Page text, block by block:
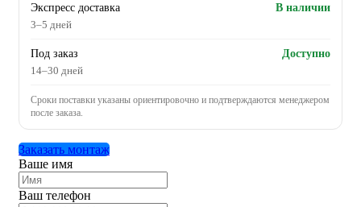
Экспресс доставка
В наличии
3–5 дней
Под заказ
Доступно
14–30 дней
Сроки поставки указаны ориентировочно и подтверждаются менеджером
после заказа.
Заказать монтаж
Ваше имя
Ваш телефон